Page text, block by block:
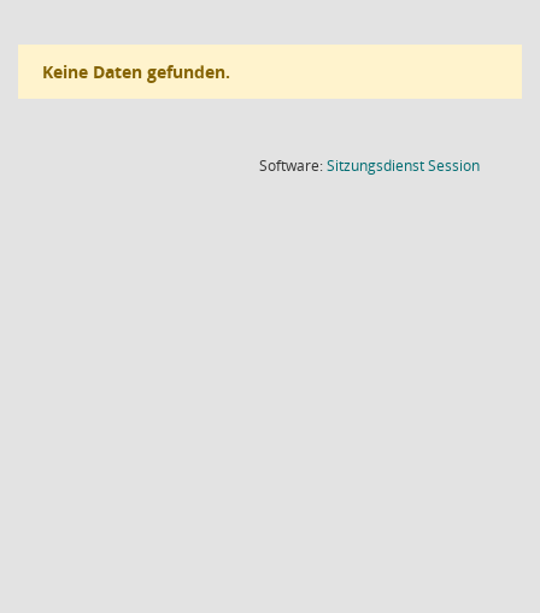
Keine Daten gefunden.
Software:SitzungsdienstSession(Wird in